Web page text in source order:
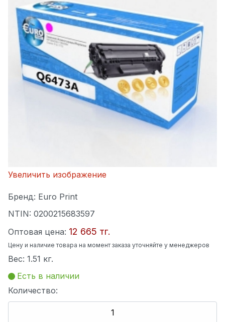
Увеличить изображение
Бренд: Euro Print
NTIN: 0200215683597
Оптовая цена: 12 665 тг.
Цену и наличие товара на момент заказа уточняйте у менеджеров
Вес: 1.51 кг.
Есть в наличии
Количество: